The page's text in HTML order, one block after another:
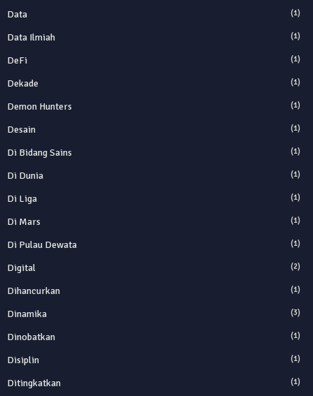
Data (1)
Data Ilmiah (1)
DeFi (1)
Dekade (1)
Demon Hunters (1)
Desain (1)
Di Bidang Sains (1)
Di Dunia (1)
Di Liga (1)
Di Mars (1)
Di Pulau Dewata (1)
Digital (2)
Dihancurkan (1)
Dinamika (3)
Dinobatkan (1)
Disiplin (1)
Ditingkatkan (1)